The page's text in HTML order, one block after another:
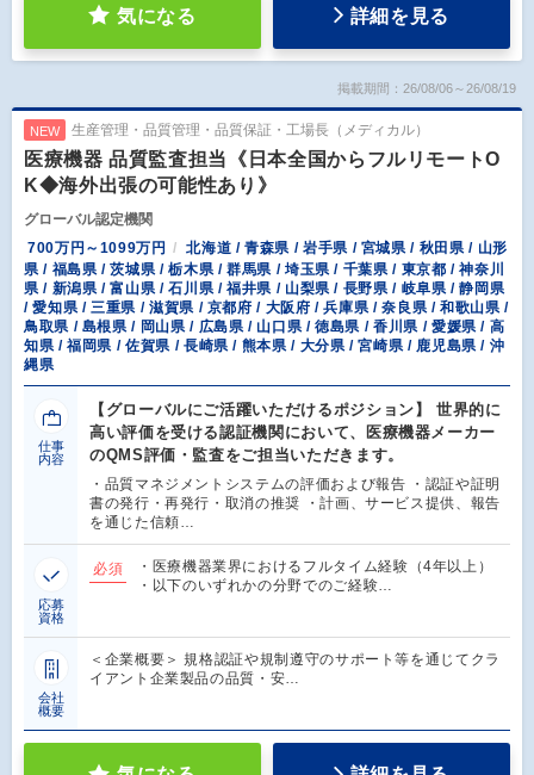
気になる 詳細を見る
掲載期間：26/08/06～26/08/19
NEW 生産管理・品質管理・品質保証・工場長（メディカル）
医療機器 品質監査担当《日本全国からフルリモートO
K◆海外出張の可能性あり》
グローバル認定機関
700万円～1099万円
北海道 / 青森県 / 岩手県 / 宮城県 / 秋田県 / 山形
県 / 福島県 / 茨城県 / 栃木県 / 群馬県 / 埼玉県 / 千葉県 / 東京都 / 神奈川
県 / 新潟県 / 富山県 / 石川県 / 福井県 / 山梨県 / 長野県 / 岐阜県 / 静岡県
/ 愛知県 / 三重県 / 滋賀県 / 京都府 / 大阪府 / 兵庫県 / 奈良県 / 和歌山県 /
鳥取県 / 島根県 / 岡山県 / 広島県 / 山口県 / 徳島県 / 香川県 / 愛媛県 / 高
知県 / 福岡県 / 佐賀県 / 長崎県 / 熊本県 / 大分県 / 宮崎県 / 鹿児島県 / 沖
縄県
仕事
内容
【グローバルにご活躍いただけるポジション】 世界的に
高い評価を受ける認証機関において、医療機器メーカー
のQMS評価・監査をご担当いただきます。
・品質マネジメントシステムの評価および報告 ・認証や証明
書の発行・再発行・取消の推奨 ・計画、サービス提供、報告
を通じた信頼…
応募
資格
必須
・医療機器業界におけるフルタイム経験（4年以上）
・以下のいずれかの分野でのご経験…
会社
概要
＜企業概要＞ 規格認証や規制遵守のサポート等を通じてクラ
イアント企業製品の品質・安…